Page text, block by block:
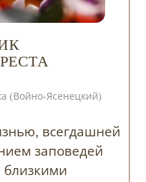
(Войно-Ясенецкий)
всегдашней
заповедей
близкими